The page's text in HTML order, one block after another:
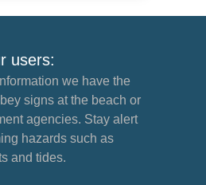
users:
we have the
signs at the beach or
agencies. Stay alert
hazards such as
and tides.